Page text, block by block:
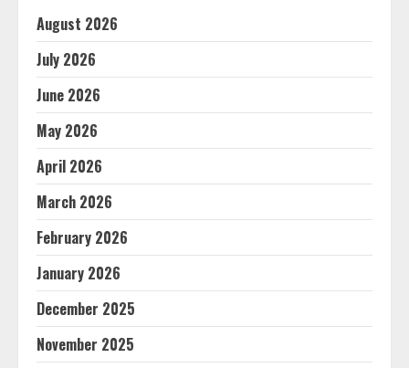
August 2026
July 2026
June 2026
May 2026
April 2026
March 2026
February 2026
January 2026
December 2025
November 2025